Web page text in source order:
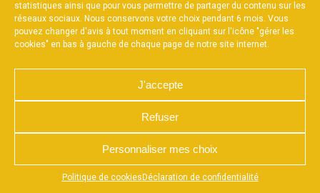
statistiques ainsi que pour vous permettre de partager du contenu sur les
réseaux sociaux. Nous conservons votre choix pendant 6 mois. Vous
pouvez changer d'avis à tout moment en cliquant sur l'icône "gérer les
cookies" en bas à gauche de chaque page de notre site internet.
J'accepte
Refuser
Personnaliser mes choix
Politique de cookies Déclaration de confidentialité
Appuyez sur le bouton partager en bas de votre